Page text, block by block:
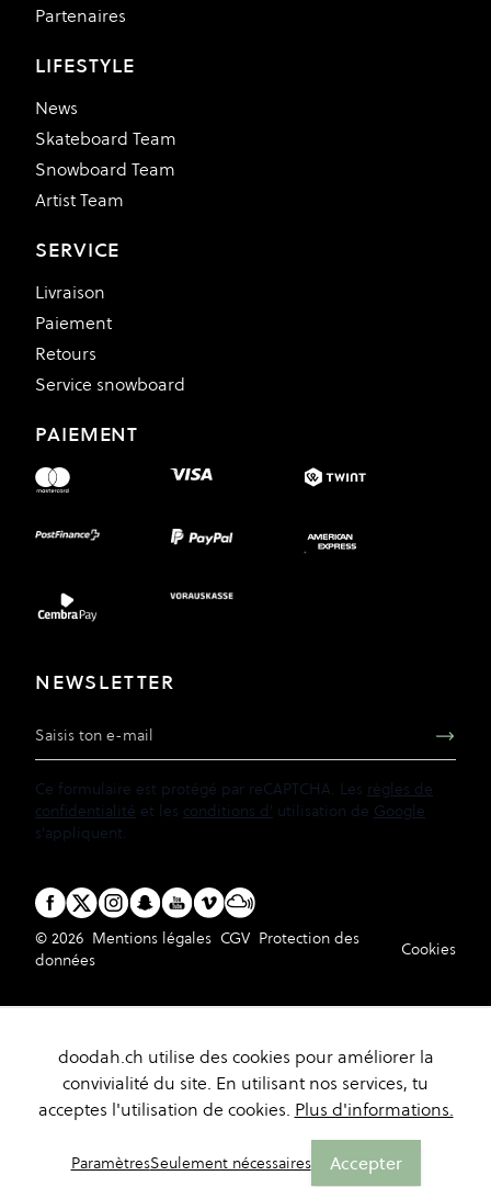
Partenaires
LIFESTYLE
News
Skateboard Team
Snowboard Team
Artist Team
SERVICE
Livraison
Paiement
Retours
Service snowboard
PAIEMENT
NEWSLETTER
Adresse e-mail
Ce formulaire est protégé par reCAPTCHA. Les règles de
confidentialité et les conditions d' utilisation de Google
s'appliquent.
© 2026 Mentions légales CGV Protection des
données
Cookies
doodah.ch utilise des cookies pour améliorer la
convivialité du site. En utilisant nos services, tu
acceptes l'utilisation de cookies. Plus d'informations.
ParamètresSeulement nécessaires Accepter